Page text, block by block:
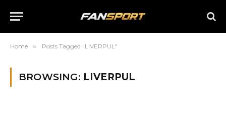
Home » Posts Tagged "LIVERPUL"
BROWSING: LIVERPUL